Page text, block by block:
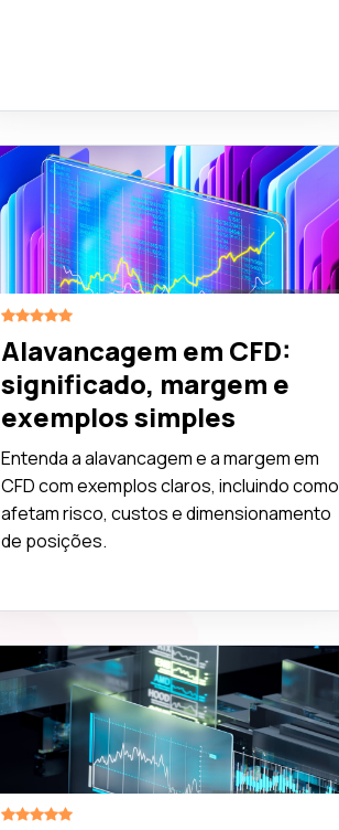
Alavancagem em CFD:
significado, margem e
exemplos simples
Entenda a alavancagem e a margem em
CFD com exemplos claros, incluindo como
afetam risco, custos e dimensionamento
de posições.